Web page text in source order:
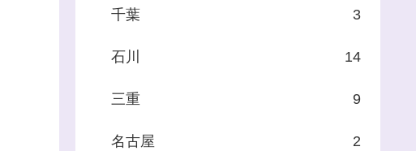
千葉 3
石川 14
三重 9
名古屋 2